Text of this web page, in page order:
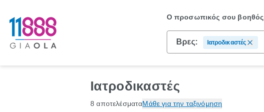
Ο προσωπικός σου
Βρες: Ιατροδικαστές
Ιατροδικαστές
8 αποτελέσματαΜάθε για την ταξινόμηση